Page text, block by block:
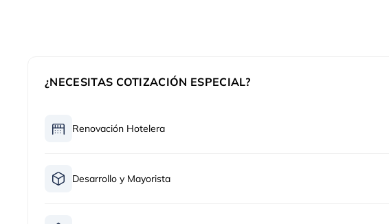
¿NECESITAS COTIZACIÓN ESPECIAL?
Renovación Hotelera
Desarrollo y Mayorista